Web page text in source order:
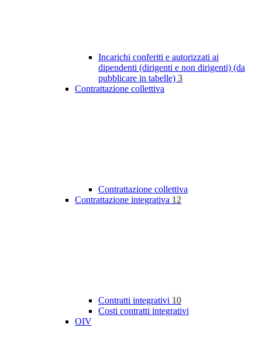
Incarichi conferiti e autorizzati ai
dipendenti (dirigenti e non dirigenti) (da
pubblicare in tabelle) 3
Contrattazione collettiva
Contrattazione collettiva
Contrattazione integrativa 12
Contratti integrativi 10
Costi contratti integrativi
OIV